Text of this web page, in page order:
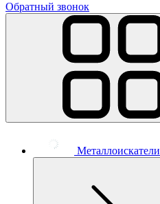
Обратный звонок
Металлоискатели